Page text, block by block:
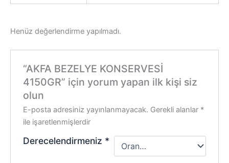
Henüz değerlendirme yapılmadı.
“AKFA BEZELYE KONSERVESİ
4150GR” için yorum yapan ilk kişi siz
olun
E-posta adresiniz yayınlanmayacak. Gerekli alanlar *
ile işaretlenmişlerdir
Derecelendirmeniz *